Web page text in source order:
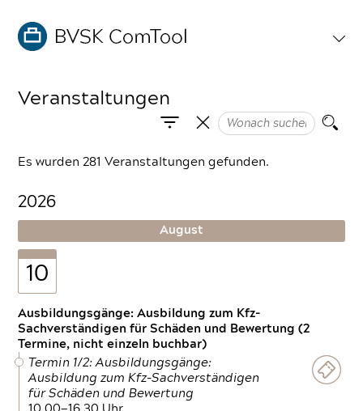
Veranstaltungen
Es wurden 281 Veranstaltungen gefunden.
2026
August
10
Ausbildungsgänge: Ausbildung zum Kfz-
Sachverständigen für Schäden und Bewertung (2
Termine, nicht einzeln buchbar)
Termin 1/2: Ausbildungsgänge:
Ausbildung zum Kfz-Sachverständigen
für Schäden und Bewertung